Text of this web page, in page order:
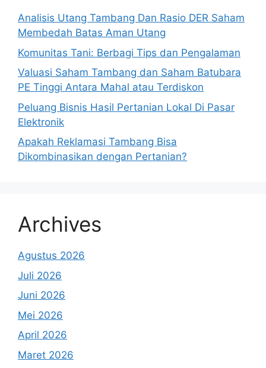
Analisis Utang Tambang Dan Rasio DER Saham
Membedah Batas Aman Utang
Komunitas Tani: Berbagi Tips dan Pengalaman
Valuasi Saham Tambang dan Saham Batubara
PE Tinggi Antara Mahal atau Terdiskon
Peluang Bisnis Hasil Pertanian Lokal Di Pasar
Elektronik
Apakah Reklamasi Tambang Bisa
Dikombinasikan dengan Pertanian?
Archives
Agustus 2026
Juli 2026
Juni 2026
Mei 2026
April 2026
Maret 2026